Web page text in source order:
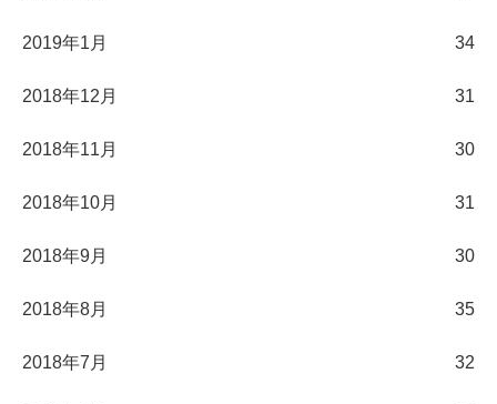
2019年1月 34
2018年12月 31
2018年11月 30
2018年10月 31
2018年9月 30
2018年8月 35
2018年7月 32